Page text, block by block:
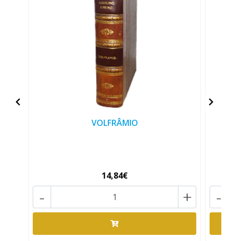
VOLFRÂMIO
14,84€
+
- -